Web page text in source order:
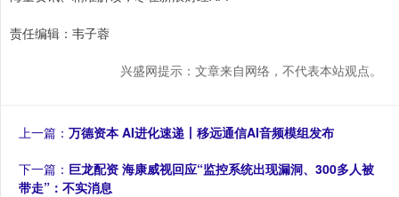
责任编辑：韦子蓉
兴盛网提示：文章来自网络，不代表本站观点。
上一篇： 万德资本 AI进化速递丨移远通信AI音频模组发布
下一篇： 巨龙配资 海康威视回应“监控系统出现漏洞、300多人被
带走”：不实消息